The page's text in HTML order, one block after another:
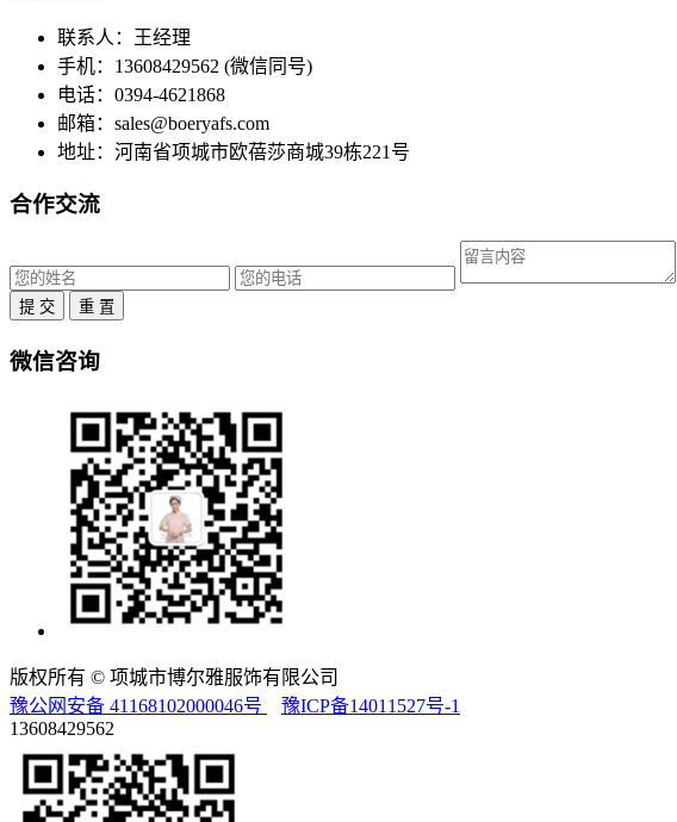
联系人：王经理
手机：13608429562 (微信同号)
电话：0394-4621868
邮箱：sales@boeryafs.com
地址：河南省项城市欧蓓莎商城39栋221号
合作交流
提 交 重 置
微信咨询
版权所有 © 项城市博尔雅服饰有限公司
豫公网安备 41168102000046号
豫ICP备14011527号-1
13608429562